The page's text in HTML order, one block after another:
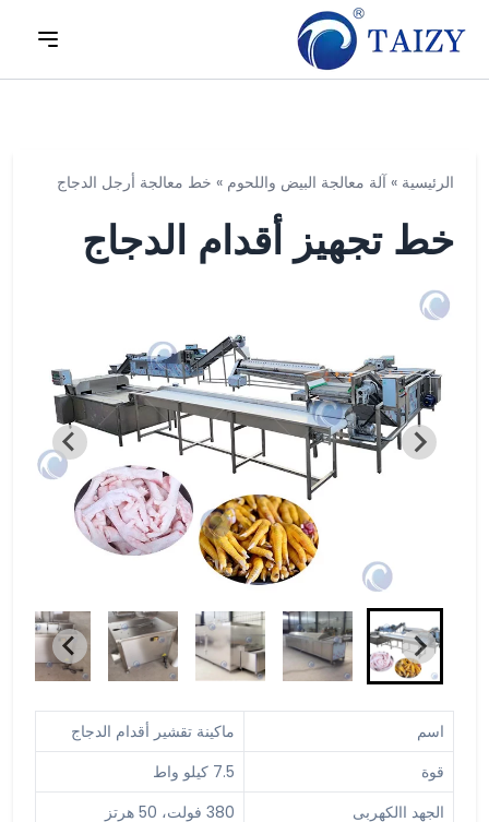
الرئيسية » آلة معالجة البيض واللحوم » خط معالجة أرجل الدجاج
خط تجهيز أقدام الدجاج
اسم
ماكينة تقشير أقدام الدجاج
قوة
7.5 كيلو واط
الجهد االكهربى
380 فولت، 50 هرتز